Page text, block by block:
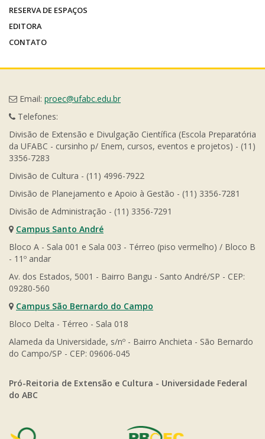
RESERVA DE ESPAÇOS
EDITORA
CONTATO
Email: proec@ufabc.edu.br
Telefones:
Divisão de Extensão e Divulgação Científica (Escola Preparatória
da UFABC - cursinho p/ Enem, cursos, eventos e projetos) - (11)
3356-7283
Divisão de Cultura - (11) 4996-7922
Divisão de Planejamento e Apoio à Gestão - (11) 3356-7281
Divisão de Administração - (11) 3356-7291
Campus Santo André
Bloco A - Sala 001 e Sala 003 - Térreo (piso vermelho) / Bloco B
- 11º andar
Av. dos Estados, 5001 - Bairro Bangu - Santo André/SP - CEP:
09280-560
Campus São Bernardo do Campo
Bloco Delta - Térreo - Sala 018
Alameda da Universidade, s/nº - Bairro Anchieta - São Bernardo
do Campo/SP - CEP: 09606-045
Pró-Reitoria de Extensão e Cultura - Universidade Federal
do ABC